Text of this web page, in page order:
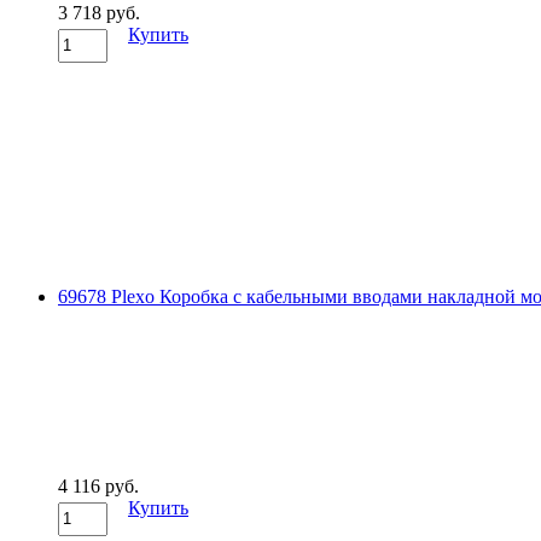
3 718 руб.
Купить
69678 Plexo Коробка с кабельными вводами накладной
4 116 руб.
Купить